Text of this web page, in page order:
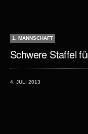
1. MANNSCHAFT
Schwere Staffel
4. JULI 2013